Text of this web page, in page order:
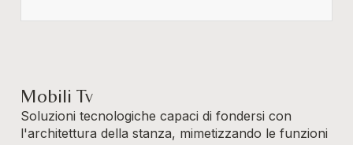
Mobili Tv
Soluzioni tecnologiche capaci di fondersi con
l'architettura della stanza, mimetizzando le funzioni